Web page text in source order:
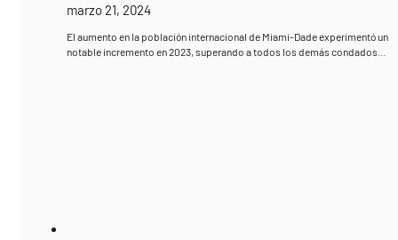
marzo 21, 2024
El aumento en la población internacional de Miami-Dade experimentó un
notable incremento en 2023, superando a todos los demás condados…